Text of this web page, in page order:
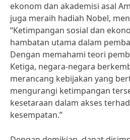
ekonom dan akademisi asal
juga meraih hadiah Nobel,
“Ketimpangan sosial dan
hambatan utama dalam
Dengan memahami teori
Ketiga, negara-negara
merancang kebijakan yang
mengurangi ketimpangan
kesetaraan dalam akses
kesempatan.”